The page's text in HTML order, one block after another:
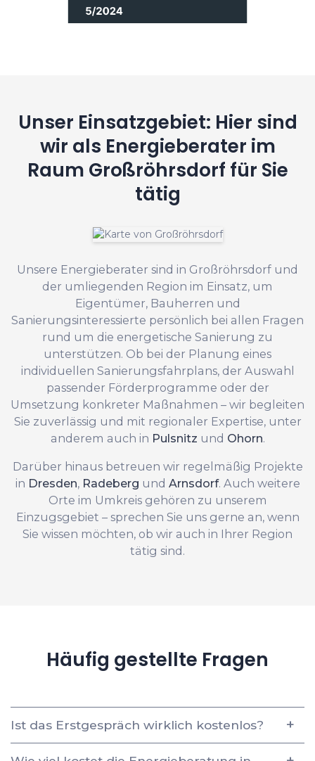
Unser Einsatzgebiet: Hier sind
wir als Energieberater im
Raum Großröhrsdorf für Sie
tätig
Unsere Energieberater sind in Großröhrsdorf und
der umliegenden Region im Einsatz, um
Eigentümer, Bauherren und
Sanierungsinteressierte persönlich bei allen Fragen
rund um die energetische Sanierung zu
unterstützen. Ob bei der Planung eines
individuellen Sanierungsfahrplans, der Auswahl
passender Förderprogramme oder der
Umsetzung konkreter Maßnahmen – wir begleiten
Sie zuverlässig und mit regionaler Expertise, unter
anderem auch in Pulsnitz und Ohorn.
Darüber hinaus betreuen wir regelmäßig Projekte
in Dresden, Radeberg und Arnsdorf. Auch weitere
Orte im Umkreis gehören zu unserem
Einzugsgebiet – sprechen Sie uns gerne an, wenn
Sie wissen möchten, ob wir auch in Ihrer Region
tätig sind.
Häufig gestellte Fragen
Ist das Erstgespräch wirklich kostenlos?